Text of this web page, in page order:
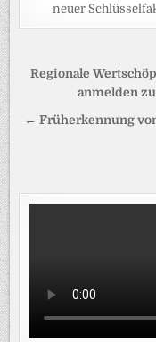
neuer
Regionale
anmelden
← Früherkennung